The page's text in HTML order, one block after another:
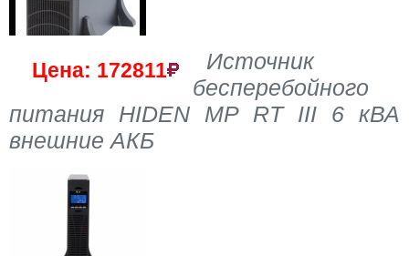
Цена: 172811
Источник
бесперебойного
питания HIDEN MP RT III 6 кВА
внешние АКБ